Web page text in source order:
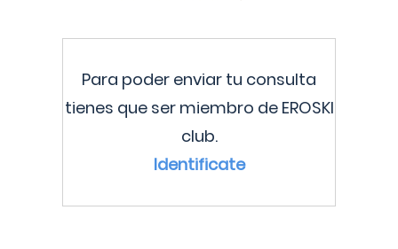
Para poder enviar tu consulta
tienes que ser miembro de EROSKI
club.
Identificate